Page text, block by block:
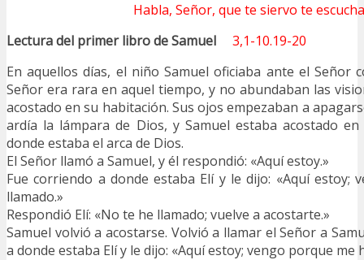
Habla, Señor, que te siervo te
Lectura del primer libro de Samuel
3,1-10.19-20
En aquellos días, el niño Samuel oficiaba ante el Señor
Señor era rara en aquel tiempo, y no abundaban las
acostado en su habitación. Sus ojos empezaban a
ardía la lámpara de Dios, y Samuel estaba acostado
donde estaba el arca de Dios.
El Señor llamó a Samuel, y él respondió: «Aquí estoy.»
Fue corriendo a donde estaba Elí y le dijo: «Aquí estoy;
llamado.»
Respondió Elí: «No te he llamado; vuelve a acostarte.»
Samuel volvió a acostarse. Volvió a llamar el Señor a
a donde estaba Elí y le dijo: «Aquí estoy; vengo porque me